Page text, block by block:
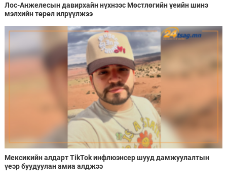
Лос-Анжелесын давирхайн нүхнээс Мөстлөгийн үеийн шинэ
мэлхийн төрөл илрүүлжээ
Мексикийн алдарт TikTok инфлюэнсер шууд дамжуулалтын
үеэр буудуулан амиа алджээ